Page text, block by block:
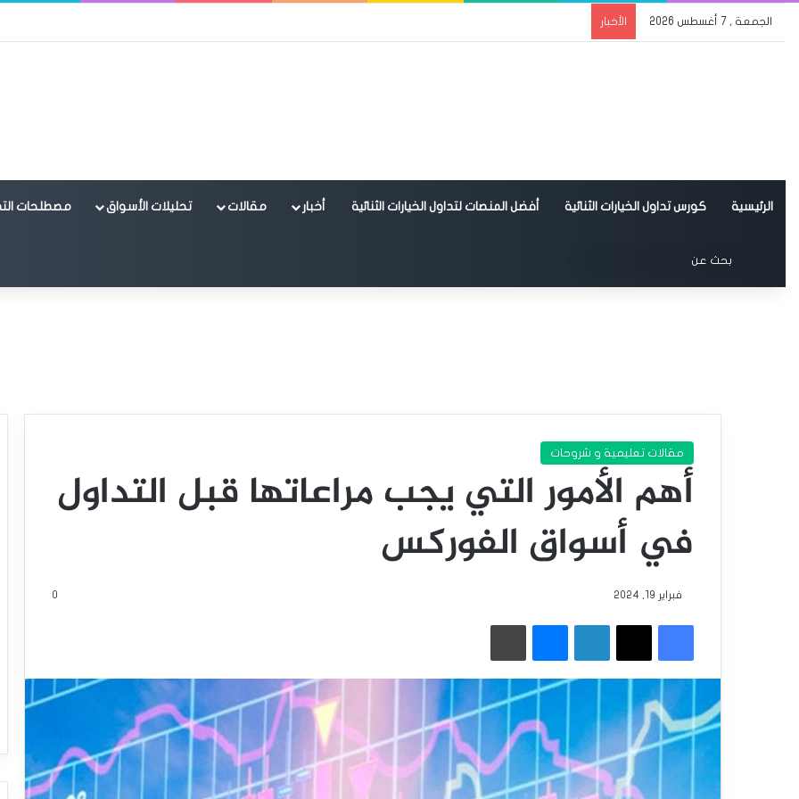
الجمعة , 7 أغسطس 2026 الأخبار
الرئيسية كورس تداول الخيارات الثنائية أفضل المنصات لتداول الخيارات الثنائية أخبار مقالات تحليلات الأسواق مصطلحات
الوضع المظلم
عن
مقالات تعليمية و شروحات
أهم الأمور التي يجب مراعاتها قبل التداول
في أسواق الفوركس
فبراير 19, 2024 0
فيسبوك
‫X لينكدإن ماسنجر طباعة